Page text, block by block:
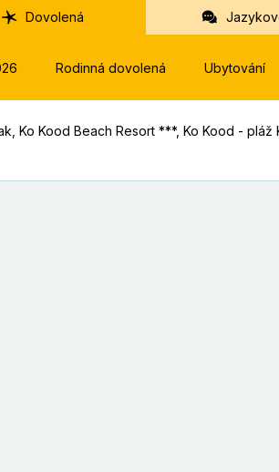
Dovolená
Rodinná dovolená Ubytování
Ko Kood Beach Resort ***, Ko Kood -